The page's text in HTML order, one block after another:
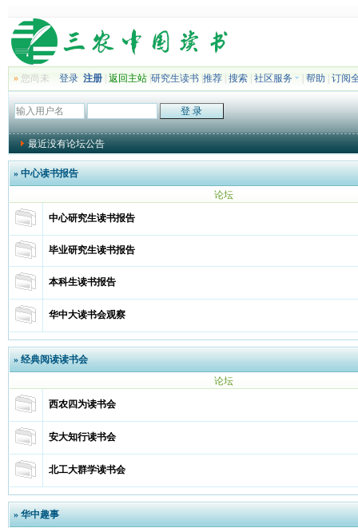
»您尚未 登录 注册| 返回主站| 研究生读书| 推荐| 搜索| 社区服务 帮助 订阅
最近没有论坛公告
»中心读书报告
论坛
中心研究生读书报告
毕业研究生读书报告
本科生读书报告
华中大读书会观察
»经典阅读读书会
论坛
西农四为读书会
安大知行读书会
北工大群学读书会
»华中趣事